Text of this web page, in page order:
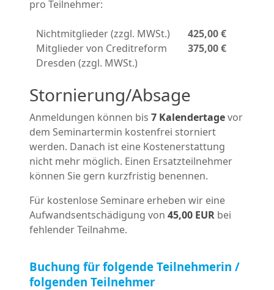
pro Teilnehmer:
Nichtmitglieder (zzgl. MWSt.)
425,00 €
Mitglieder von Creditreform
Dresden (zzgl. MWSt.)
375,00 €
Stornierung/Absage
Anmeldungen können bis 7 Kalendertagevor
dem Seminartermin kostenfrei storniert
werden. Danach ist eine Kostenerstattung
nicht mehr möglich. Einen Ersatzteilnehmer
können Sie gern kurzfristig benennen.
Für kostenlose Seminare erheben wir eine
Aufwandsentschädigung von 45,00 EUR bei
fehlender Teilnahme.
Buchung für folgende Teilnehmerin /
folgenden Teilnehmer